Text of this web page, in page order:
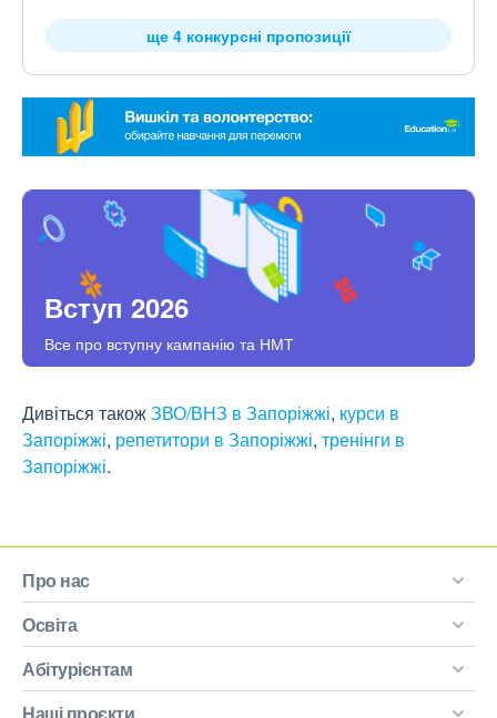
ще 4 конкурсні пропозиції
Вступ 2026
Все про вступну кампанію та НМТ
Дивіться такожЗВО/ВНЗ в Запоріжжі, курси в
Запоріжжі, репетитори в Запоріжжі, тренінги в
Запоріжжі.
Про нас
Освіта
Абітурієнтам